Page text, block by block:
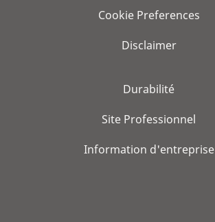
Cookie Preferences
Disclaimer
Durabilité
Site Professionnel
Information d'entreprise